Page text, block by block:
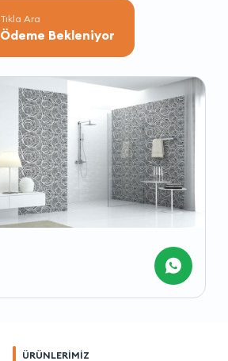
Tıkla Ara
Ödeme Bekleniyor
ÜRÜNLERİMİZ